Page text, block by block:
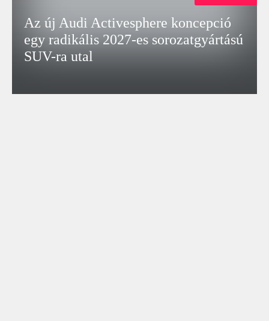
Az új Audi Activesphere koncepció
egy radikális 2027-es sorozatgyártású
SUV-ra utal